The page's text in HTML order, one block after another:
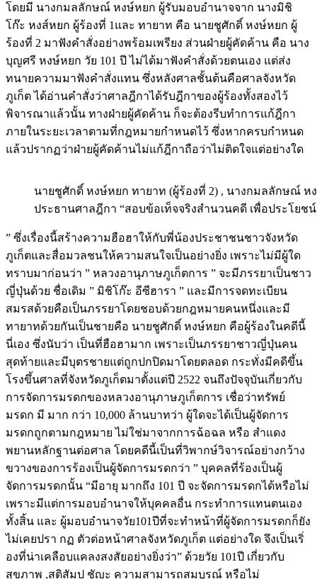
โดยมี นางกมลลักษณ์ หงษ์หยก ผู้รับมอบอำนาจจาก นางมิชิ
โก๊ะ หงส์หยก ผู้ร้องที่ 1และ ทายาท คือ นายชูศักดิ์ หงษ์หยก ผู้
ร้องที่ 2 มาฟังคำสั่งอย่างพร้อมเพรียง ส่วนฝ่ายผู้คัดค้าน คือ นาง
บุญศรี หงษ์หยก วัย 101 ปี ไม่ได้มาฟังคำสั่งด้วยตนเอง แต่ส่ง
ทนายความมาฟังคำสั่งแทน ซึ่งหลังศาลชั้นต้นคือศาลจังหวัด
ภูเก็ต ได้อ่านคำสั่งว่าศาลฎีกาได้รับฎีกาของผู้ร้องทั้งสองไว้
พิจารณาแล้วนั้น ทางฝ่ายผู้คัดค้าน ก็จะต้องรีบทำการแก้ฎีกา
ภายในระยะเวลาตามที่กฎหมายกำหนดไว้ ซึ่งหากครบกำหนด
แล้วปรากฏว่าฝ่ายผู้คัดค้านไม่แก้ฎีกาถือว่าไม่ติดใจแต่อย่างใด
นายชูศักดิ์ หงษ์หยก ทายาท (ผู้ร้องที่ 2) , นางกมลลักษณ์ ห
ประธานศาลฎีกา “สอบข้อเท็จจริงสำนวนคดี เพื่อประโยช
” ซึ่งเรื่องนี้สร้างความฮือฮาให้กับพี่น้องประชาชนชาวจังหวัด
ภูเก็ตและสื่อมวลชนให้ความสนใจเป็นอย่างยิ่ง เพราะไม่มีผู้ใด
ทราบมาก่อนว่า ” หลวงอานุภาษภูเก็ตการ ” จะมีภรรยาเป็นชาว
ญี่ปุ่นด้วย ชื่อเดิม ” มิชิโก๊ะ อีซีฮารา ” และมีการจดทะเบียน
สมรสด้วยคือเป็นภรรยาโดยชอบด้วยกฎหมายคนหนึ่งและมี
ทายาทด้วยกันเป็นชายคือ นายชูศักดิ์ หงษ์หยก คือผู้ร้องในคดีนี้
นี่เอง ซึ่งนับว่า เป็นที่ฮือฮามาก เพราะเป็นภรรยาชาวญี่ปุ่นคน
สุดท้ายและมีบุตรชายแต่ถูกปกปิดมาโดยตลอด กระทั่งมีคดีขึ้น
โรงขึ้นศาลที่จังหวัดภูเก็ตมาตั้งแต่ปี 2522 จนถึงปัจจุบันเกี่ยวกับ
การจัดการมรดกของหลวงอานุภาษภูเก็ตการ เชื่อว่าทรัพย์
มรดก มี มาก กว่า 10,000 ล้านบาทว่า ผู้ใดจะได้เป็นผู้จัดการ
มรดกถูกตามกฎหมาย ไม่ใช่มาจากการฉ้อฉล หรือ สำแดง
พยานหลักฐานต่อศาล โดยคดีนี้เป็นที่วิพากษ์วิจารณ์อย่างกว้าง
ขวางของการร้องเป็นผู้จัดการมรดกว่า ” บุคคลที่ร้องเป็นผู้
จัดการมรดกนั้น “มีอายุ มากถึง 101 ปี จะจัดการมรดกได้หรือไม่
เพราะมีแต่การมอบอำนาจให้บุคคลอื่น กระทำการแทนตนเอง
ทั้งสิ้น และ ผู้มอบอำนาจวัย101ปีที่จะทำหน้าที่ผู้จัดการมรดกก็ยัง
ไม่เคยปรา กฏ ตัวต่อหน้าศาลจังหวัดภูเก็ต แต่อย่างใด จึงเป็นเริ่
องที่น่าเคลือบแคลงสงสัยอย่างยิ่งว่า” ด้วยวัย 101ปี เกี่ยวกับ
สุขภาพ ,สติสัมป ชัญะ ความสามารถสมบูรณ์ หรือไม่